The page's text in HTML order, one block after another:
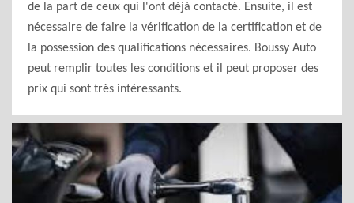
de la part de ceux qui l'ont déjà contacté. Ensuite, il est
nécessaire de faire la vérification de la certification et de
la possession des qualifications nécessaires. Boussy Auto
peut remplir toutes les conditions et il peut proposer des
prix qui sont très intéressants.